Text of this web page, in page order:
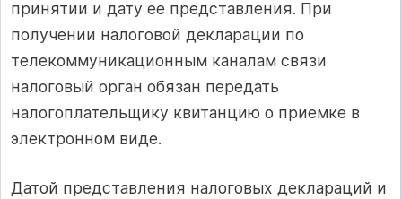
принятии и дату ее представления. При
получении налоговой декларации по
телекоммуникационным каналам связи
налоговый орган обязан передать
налогоплательщику квитанцию о приемке в
электронном виде.
Датой представления налоговых деклараций и